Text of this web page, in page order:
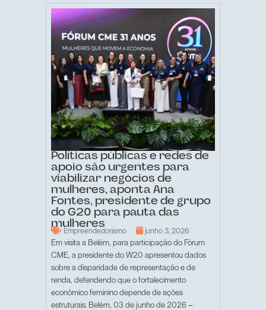
Políticas públicas e redes de
apoio são urgentes para
viabilizar negócios de
mulheres, aponta Ana
Fontes, presidente de grupo
do G20 para pauta das
mulheres
Empreendedorismo junho 3, 2026
Em visita a Belém, para participação do Fórum
CME, a presidente do W20 apresentou dados
sobre a disparidade de representação e de
renda, defendendo que o fortalecimento
econômico feminino depende de ações
estruturais. Belém, 03 de junho de 2026 –